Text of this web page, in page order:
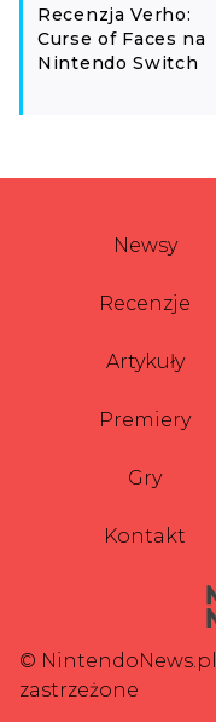
Recenzja Verho:
Curse of Faces na
Nintendo Switch
© NintendoNews.pl
zastrzeżone
Newsy
Recenzje
Artykuły
Premiery
Gry
Kontakt